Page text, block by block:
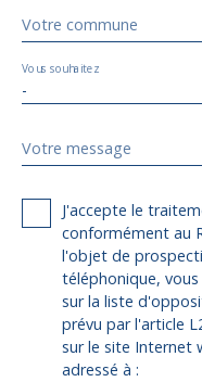
Votre commune
-
Vous souhaitez
Votre message
J'accepte le
conformément au
l'objet de
téléphonique,
sur la liste
prévu par l'article
sur le site Internet
adressé à :